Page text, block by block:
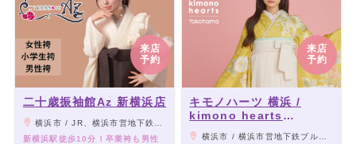
来店
予約
二十歳振袖館Az 新横浜店
横浜市 / JR、横浜市営地下鉄ブルーライン新横浜駅より徒歩10分
新横浜駅徒歩10分！卒業袴も男性
来店
予約
キモノハーツ 横浜 /
kimono hearts
Yokohama
横浜市 / 横浜市営地下鉄ブルーライン横浜駅直結(9番出口)